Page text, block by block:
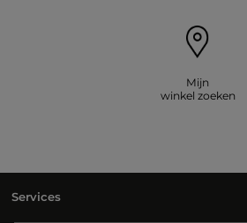
Mijn
winkel zoeken
Services